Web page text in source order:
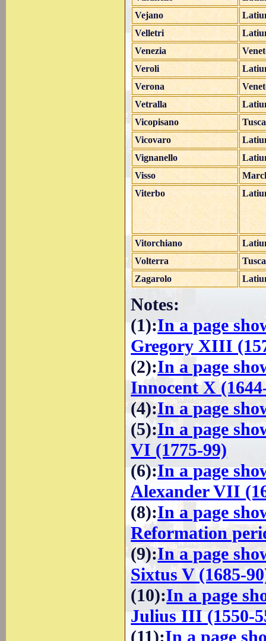
Vejano
Velletri
Venezia
Veroli
Verona
Vetralla
Vicopisano
Vicovaro
Vignanello
Visso
Viterbo
Vitorchiano
Volterra
Zagarolo
Notes:
(1):In a page
Gregory XIII
(2):In a page
Innocent X
(4):In a page
(5):In a page
VI (1775-99)
(6):In a page
Alexander VII
(8):In a page
Reformation
(9):In a page
Sixtus V (1685-
(10):In a page
Julius III (1550-
(11):In a page